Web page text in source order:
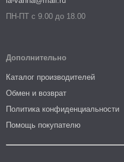
ПН-ПТ с 9.00 до 18.00
Дополнительно
Каталог производителей
Обмен и возврат
Политика конфиденциальности
Помощь покупателю